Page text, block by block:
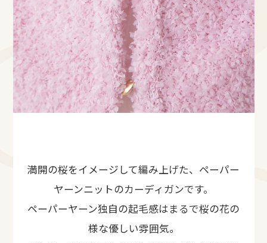
満開の桜をイメージして編み上げた、ペーパー
ヤーンニットのカーディガンです。
ペーパーヤーン独自の起毛感はまるで桜の花の
様な優しい雰囲気。